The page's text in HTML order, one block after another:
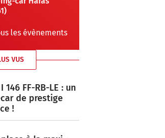
les évènements
VUS
146 FF-RB-LE : un
de prestige
!